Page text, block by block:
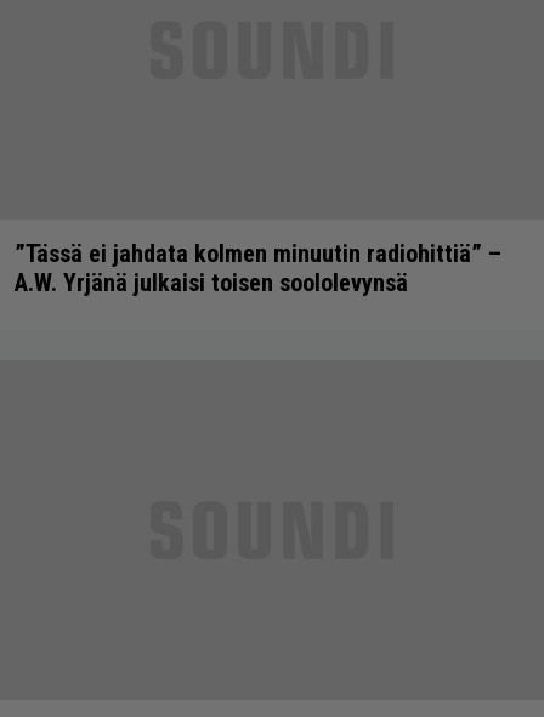
”Tässä ei jahdata kolmen minuutin radiohittiä” –
A.W. Yrjänä julkaisi toisen soololevynsä